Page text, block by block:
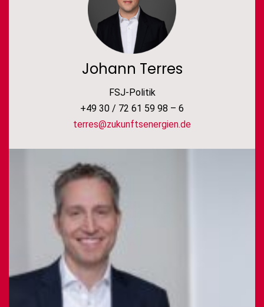
Johann Terres
FSJ-Politik
+49 30 / 72 61 59 98 – 6
terres@zukunftsenergien.de